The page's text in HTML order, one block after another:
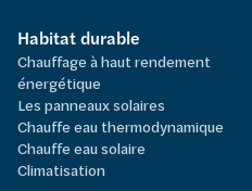
Habitat durable
Chauffage à haut rendement
énergétique
Les panneaux solaires
Chauffe eau thermodynamique
Chauffe eau solaire
Climatisation